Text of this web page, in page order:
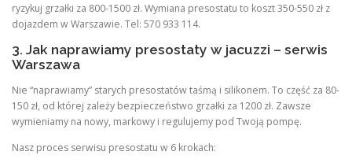
ryzykuj grzałki za 800-1500 zł. Wymiana presostatu to koszt 350-550 zł z
dojazdem w Warszawie. Tel: 570 933 114.
3. Jak naprawiamy presostaty w jacuzzi – serwis
Warszawa
Nie “naprawiamy” starych presostatów taśmą i silikonem. To część za 80-
150 zł, od której zależy bezpieczeństwo grzałki za 1200 zł. Zawsze
wymieniamy na nowy, markowy i regulujemy pod Twoją pompę.
Nasz proces serwisu presostatu w 6 krokach: